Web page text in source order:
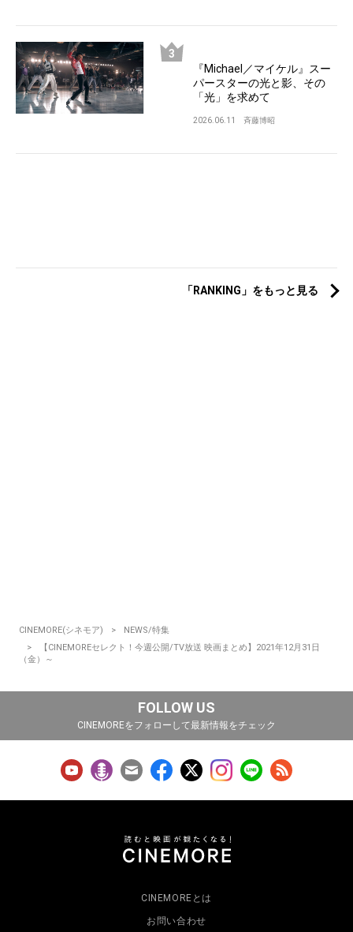
『Michael／マイケル』スー
パースターの光と影、その
「光」を求めて
2026.06.11 斉藤博昭
「RANKING」をもっと見る
CINEMORE(シネモア)
NEWS/特集
【CINEMOREセレクト！今週公開/TV放送 映画まとめ】2021年12月31日
（金）～
FOLLOW US
CINEMOREをフォローして最新情報をチェック
CINEMOREとは
お問い合わせ